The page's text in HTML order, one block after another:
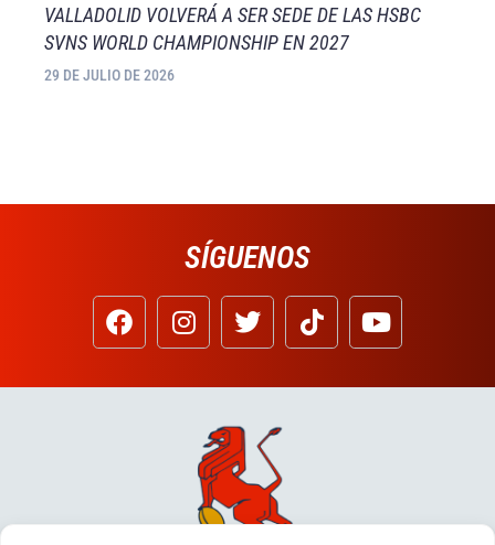
VALLADOLID VOLVERÁ A SER SEDE DE LAS HSBC
SVNS WORLD CHAMPIONSHIP EN 2027
29 DE JULIO DE 2026
SÍGUENOS